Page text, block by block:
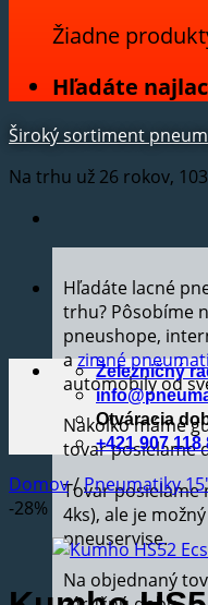
Žiadne
Hľadáte
Široký sortiment
Na trhu už 26 rokov,
Hľadáte lacné
trhu? Pôsobíme
pneushope,
azimné
automobily od
Nakoľko máme
tovar posielame
Tovar posielame
4ks), ale je
pneuservise.
Na objednaný
Železničný
Otváracia
+421 907 118
Domov/Pneumatiky
-28%